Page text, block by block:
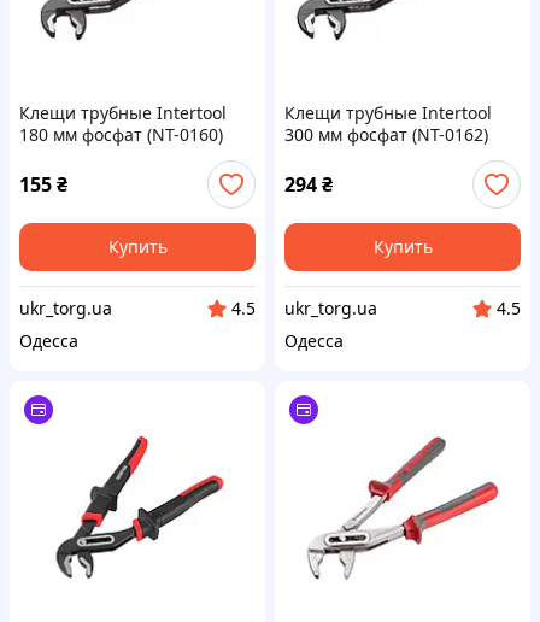
Клещи трубные Intertool
180 мм фосфат (NT-0160)
155₴
Купить
ukr_torg.ua
4.5
Одесса
Клещи трубные Intertool
300 мм фосфат (NT-0162)
294₴
Купить
ukr_torg.ua
4.5
Одесса